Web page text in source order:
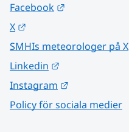
Facebook
X
SMHIs meteorologer på X
Linkedin
Instagram
Policy för sociala medier